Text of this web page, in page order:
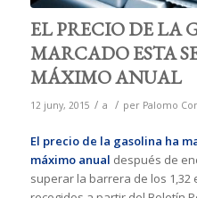
EL PRECIO DE LA
MARCADO ESTA
MÁXIMO ANUAL
12 juny, 2015 / a / per Palomo
El precio de la gasolina ha
máximo anual después de
superar la barrera de los 1,32